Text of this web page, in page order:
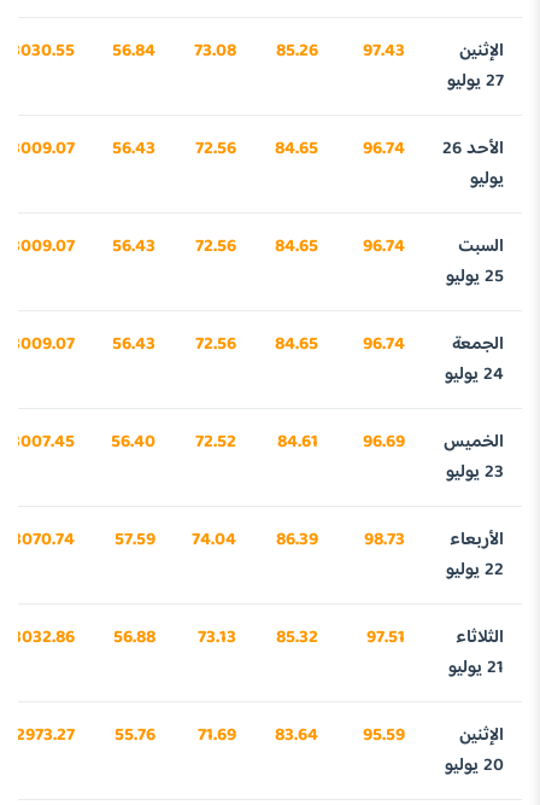
الإثنين
27 يوليو
97.43
85.26
73.08
56.84
3030.55
الأحد 26
يوليو
96.74
84.65
72.56
56.43
3009.07
السبت
25 يوليو
96.74
84.65
72.56
56.43
3009.07
الجمعة
24 يوليو
96.74
84.65
72.56
56.43
3009.07
الخميس
23 يوليو
96.69
84.61
72.52
56.40
3007.45
الأربعاء
22 يوليو
98.73
86.39
74.04
57.59
3070.74
الثلاثاء
21 يوليو
97.51
85.32
73.13
56.88
3032.86
الإثنين
20 يوليو
95.59
83.64
71.69
55.76
2973.27